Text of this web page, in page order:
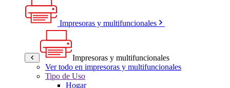
Impresoras y multifuncionales
Impresoras y multifuncionales
Ver todo en impresoras y multifuncionales
Tipo de Uso
Hogar